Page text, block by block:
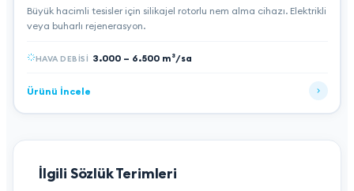
Büyük hacimli tesisler için silikajel rotorlu nem alma cihazı. Elektrikli
veya buharlı rejenerasyon.
HAVA DEBISI 3.000 – 6.500 m³/sa
Ürünü İncele
İlgili Sözlük Terimleri